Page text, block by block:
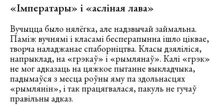
«Імператары» і «асліная лава»
Вучыцца было нялёгка, але надзвычай займальна.
Паміж вучнямі і класамі бесперапынна ішло ціквае,
творча наладжанае спаборніцтва. Класы дзяліліся,
напрыклад, на «грэкаў» і «рымлянаў». Калі «грэк»
не мог адказаць на цяжкое пытанне выкладчыка,
падымаўся з месца роўны яму па здольнасцях
«рымлянін», і так працягвалася, пакуль не гучаў
правільны адказ.